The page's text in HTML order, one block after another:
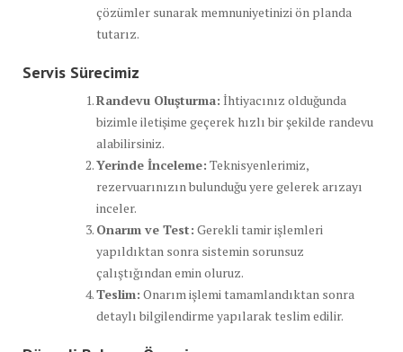
çözümler sunarak memnuniyetinizi ön planda
tutarız.
Servis Sürecimiz
Randevu Oluşturma: İhtiyacınız olduğunda
bizimle iletişime geçerek hızlı bir şekilde randevu
alabilirsiniz.
Yerinde İnceleme: Teknisyenlerimiz,
rezervuarınızın bulunduğu yere gelerek arızayı
inceler.
Onarım ve Test: Gerekli tamir işlemleri
yapıldıktan sonra sistemin sorunsuz
çalıştığından emin oluruz.
Teslim: Onarım işlemi tamamlandıktan sonra
detaylı bilgilendirme yapılarak teslim edilir.